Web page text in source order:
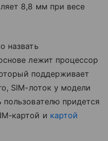
8,8 мм при весе
назвать
лежит процессор
поддерживает
SIM-лоток у модели
придется
картой и картой